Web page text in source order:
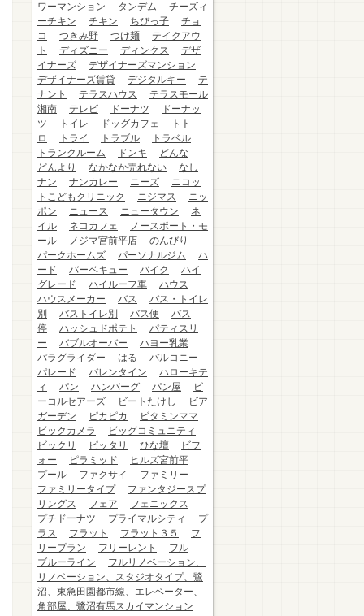
ワーマンション
タンデム
チーズィ
ーチキン
チキン ちびっ子
チョ
コ
つきみ野 つけ麺
テイクアウ
ト
ディズニー ディンクス
デザ
イナーズ
デザイナーズマンション
デザイナーズ賃貸
デジタルキー
テ
ナント
テラスハウス
テラスモール
湘南
テレビ ドーナツ
ドーナッ
ツ
トイレ ドッグカフェ
トト
ロ
トライ トラブル
トラベル
トランクルーム
ドンキ
どんな
どんより
なかなか売れない
なし
ナン
ナンカレー ニーズ
ニコッ
トこどもクリニック
ニジマス
ニッ
ポン
ニュース ニュータウン
ネ
イル
ネコカフェ
ノースポート・モ
ール
ノジマ宮前平店
のんびり
パークホームズ
パーソナルジム
ハ
ード
バーベキュー バイク
ハイ
グレード
ハイルーフ車
ハウス
ハウスメーカー
バス
バス・トイレ
別
バストイレ別 バス便
バス
停
ハッシュドポテト
パティスリ
ー
バブルオーバー
ハヨー乳業
パラグライダー
はる
バルコニー
パレード
バレンタイン
ハローキテ
ィ
パン ハンバーグ パン屋
ビ
ーコルセアーズ
ビートたけし
ビア
ガーデン
ピカピカ
ビタミンママ
ビックカメラ
ビッグコミュニティ
ビックリ
ピッタリ ひな壇
ビフ
ォー
ピラミッド
ヒルズ宮前平
プール
ファクサイ
ファミリー
ファミリータイプ
ファンタジースプ
リングス
フェア
フェニックス
プチドーナツ
プライマルシティ
プ
ラス
フラット フラット３５
フ
リープラン
フリーレント
フル
ブルーライン
フルリノベーション、
リノベーション、スタジオタイプ、鷺
沼、東急田園都市線、エレベーター、
角部屋、鷺沼有馬スカイマンション